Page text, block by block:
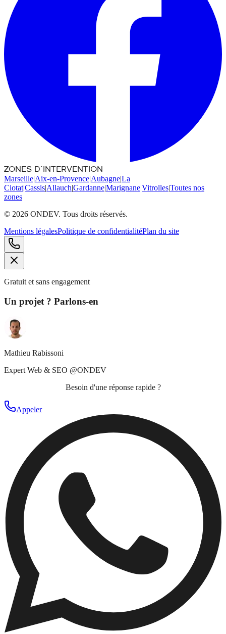
ZONES D'INTERVENTION
Marseille|Aix-en-Provence|Aubagne|La
Ciotat|Cassis|Allauch|Gardanne|Marignane|Vitrolles|Toutes nos
zones
© 2026 ONDEV. Tous droits réservés.
Mentions légalesPolitique de confidentialitéPlan du site
Gratuit et sans engagement
Un projet ? Parlons-en
Mathieu Rabissoni
Expert Web & SEO @ONDEV
Besoin d'une réponse rapide ?
Appeler